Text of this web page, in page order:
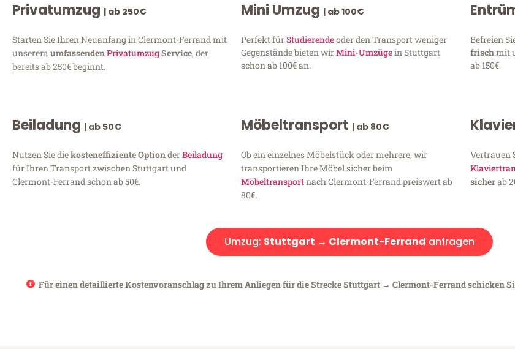
Privatumzug | ab 250€
Starten Sie Ihren Neuanfang in Clermont-Ferrand mit
unserem umfassendenPrivatumzugService, der
bereits ab 250€ beginnt.
Mini Umzug | ab 100€
Perfekt fürStudierendeoder den Transport weniger
Gegenstände bieten wirMini-Umzügein Stuttgart
schon ab 100€ an.
Befreien
frischmit
ab 150€.
Beiladung | ab 50€
Nutzen Sie diekosteneffiziente OptionderBeiladung
für Ihren Transport zwischen Stuttgart und
Clermont-Ferrand schon ab 50€.
Möbeltransport | ab 80€
Ob ein einzelnes Möbelstück oder mehrere, wir
transportieren Ihre Möbel sicher beim
Möbeltransportnach Clermont-Ferrand preiswert ab
80€.
Vertrauen
sicherab
Umzug: Stuttgart → Clermont-Ferrand anfragen
Für einen detaillierte Kostenvoranschlag zu Ihrem Anliegen für die Strecke Stuttgart → Clermont-Ferrand schicken